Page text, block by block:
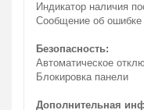
Индикатор наличия
Сообщение об ошибке
Безопасность:
Автоматическое
Блокировка панели
Дополнительная